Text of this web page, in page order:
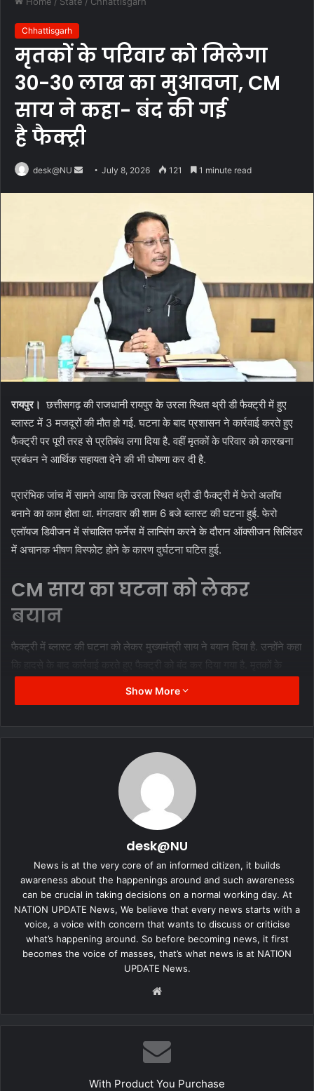
Chhattisgarh
मृतकों के परिवार को मिलेगा
30-30 लाख का मुआवजा, CM
साय ने कहा- बंद की गई
है फैक्ट्री
desk@NU
Send July 8, 2026 121 1 minute read
रायपुर। छत्तीसगढ़ की राजधानी रायपुर के उरला स्थित थ्री डी फैक्ट्री में हुए
ब्लास्ट में 3 मजदूरों की मौत हो गई. घटना के बाद प्रशासन ने कार्रवाई करते हुए
फैक्ट्री पर पूरी तरह से प्रतिबंध लगा दिया है. वहीं मृतकों के परिवार को कारखना
प्रबंधन ने आर्थिक सहायता देने की भी घोषणा कर दी है.
प्रारंभिक जांच में सामने आया कि उरला स्थित थ्री डी फैक्ट्री में फेरो अलॉय
बनाने का काम होता था. मंगलवार की शाम 6 बजे ब्लास्ट की घटना हुई. फेरो
एलॉयज डिवीजन में संचालित फर्नेस में लान्सिंग करने के दौरान ऑक्सीजन सिलिंडर
में अचानक भीषण विस्फोट होने के कारण दुर्घटना घटित हुई.
CM साय का घटना को लेकर
बयान
फैक्ट्री में ब्लास्ट की घटना को लेकर मुख्यमंत्री साय ने बयान दिया है. उन्होंने कहा
उद्योगों में सुरक्षा पर कड़ाई से काम किया जाएगा.
उद्योग मंत्री लखन लाल देवांगन ने घटना को लेकर कहा कि उरला के थ्री डी
फैक्ट्री में ब्लास्ट की घटना बेहद दुखद है. फैक्ट्री को तत्काल बंद कर दिया गया है.
लाख मुआवजे का प्रावधान किया गया हैं. जांच रिपोर्ट आने के बाद जो भी दोषी पाया
जाएगा, उसपर कार्रवाई की जाएगी.
Show More
desk@NU
News is at the very core of an informed citizen, it builds
awareness about the happenings around and such awareness
can be crucial in taking decisions on a normal working day. At
NATION UPDATE News, We believe that every news starts with a
voice, a voice with concern that wants to discuss or criticise
what’s happening around. So before becoming news, it first
becomes the voice of masses, that’s what news is at NATION
UPDATE News.
Website
With Product You Purchase